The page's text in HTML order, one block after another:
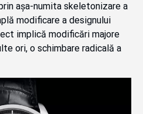
așa-numita skeletonizare a
modificare a designului
implică modificări majore
ori, o schimbare radicală a